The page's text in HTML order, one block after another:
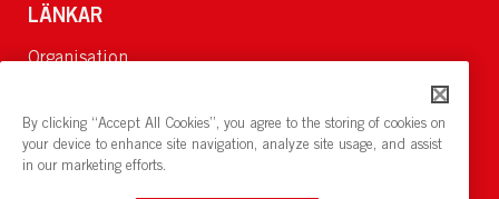
LÄNKAR
Organisation
Lediga jobb
Nyheter och pressrum
By clicking “Accept All Cookies”, you agree to the storing of cookies on
your device to enhance site navigation, analyze site usage, and assist
in our marketing efforts.